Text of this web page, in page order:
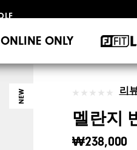
ONLINE ONLY
NEW 리
멜란지
₩238,000